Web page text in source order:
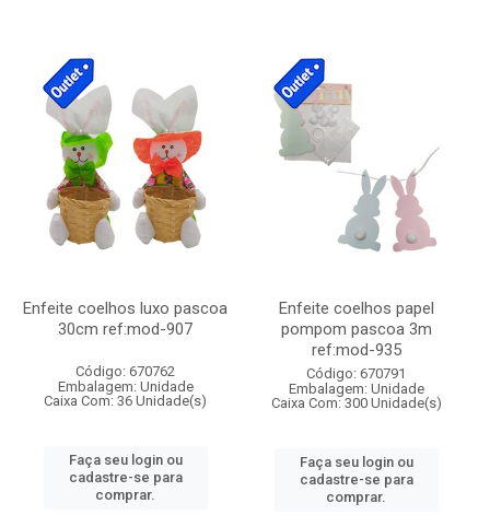
Enfeite coelhos luxo pascoa
30cm ref:mod-907
Código: 670762
Embalagem: Unidade
Caixa Com: 36 Unidade(s)
Faça seu login ou
cadastre-se para
comprar.
Enfeite coelhos papel
pompom pascoa 3m
ref:mod-935
Código: 670791
Embalagem: Unidade
Caixa Com: 300 Unidade(s)
Faça seu login ou
cadastre-se para
comprar.